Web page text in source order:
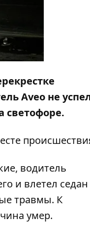
Aveo не
светофоре.
водитель
и влетел седан
травмы. К
умер.